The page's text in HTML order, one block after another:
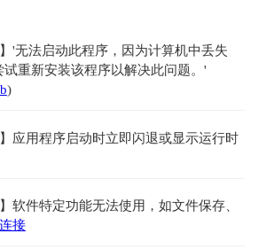
】'无法启动此程序，因为计算机中丢失
试重新安装该程序以解决此问题。'
)
】应用程序启动时立即闪退或显示运行时
软件特定功能无法使用，如文件保存、
接